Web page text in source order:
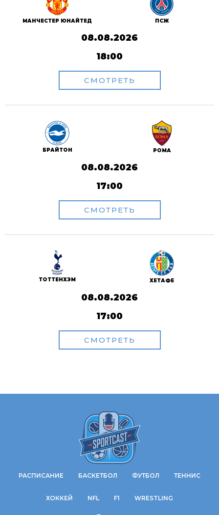
МАНЧЕСТЕР ЮНАЙТЕД ПСЖ
08.08.2026
18:00
СМОТРЕТЬ
БРАЙТОН РОМА
08.08.2026
17:00
СМОТРЕТЬ
ТОТТЕНХЭМ ХЕТАФЕ
08.08.2026
17:00
СМОТРЕТЬ
РАСПИСАНИЕ БАСКЕТБОЛ ФУТБОЛ ТЕННИС
ХОККЕЙ NFL F1 WRESTLING